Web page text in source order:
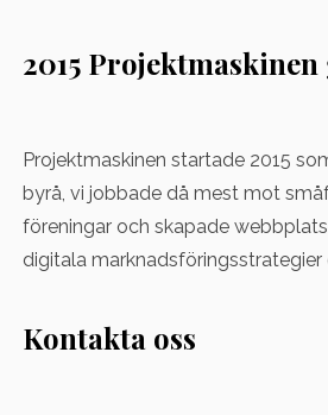
2015
Projektmaskinen startade 2015
byrå, vi jobbade då mest mot
föreningar och skapade
digitala marknadsföringsstrategier
Kontakta oss